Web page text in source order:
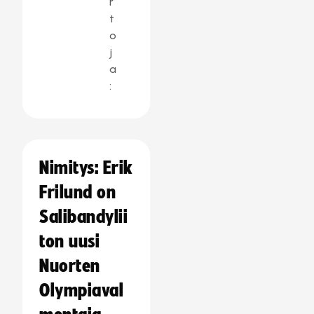
t
o
j
a
:
Nimitys: Erik
Frilund on
Salibandylii
ton uusi
Nuorten
Olympiaval